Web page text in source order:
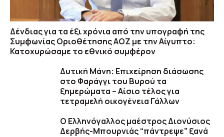
Δένδιας για τα έξι χρόνια από την υπογραφή της
Συμφωνίας Οριοθέτησης ΑΟΖ με την Αίγυπτο:
Κατοχυρώσαμε το εθνικό συμφέρον
Δυτική Μάνη: Επιχείρηση διάσωσης
στο Φαράγγι του Βυρού τα
ξημερώματα – Αίσιο τέλος για
τετραμελή οικογένεια Γάλλων
Ο Ελληνόγαλλος μαέστρος Διονύσιος
Δερβής-Μπουρνιάς “πάντρεψε” ξανά